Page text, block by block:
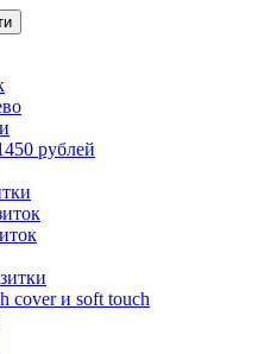
рублей
cover и soft touch